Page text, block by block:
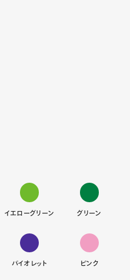
イエローグリーン グリーン
バイオレット ピンク